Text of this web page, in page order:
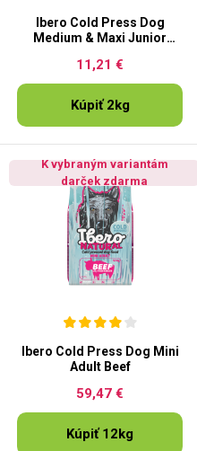
Ibero Cold Press Dog
Medium & Maxi Junior
11,21 €
Kúpiť 2kg
K vybraným variantám
darček zdarma
Ibero Cold Press Dog Mini
Adult Beef
59,47 €
Kúpiť 12kg